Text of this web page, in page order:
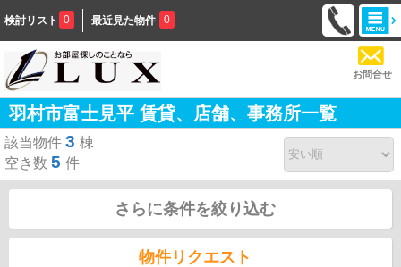
検討リスト 0 最近見た物件 0
お問合せ
羽村市富士見平 賃貸、店舗、事務所一覧
該当物件 3 棟
空き数 5 件
さらに条件を絞り込む
物件リクエスト